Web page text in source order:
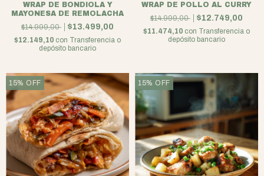
WRAP DE BONDIOLA Y
MAYONESA DE REMOLACHA
$14.999,00
$13.499,00
$12.149,10 con Transferencia o
depósito bancario
WRAP DE POLLO AL CURRY
$14.999,00
$12.749,00
$11.474,10 con Transferencia o
depósito bancario
15% OFF 15% OFF